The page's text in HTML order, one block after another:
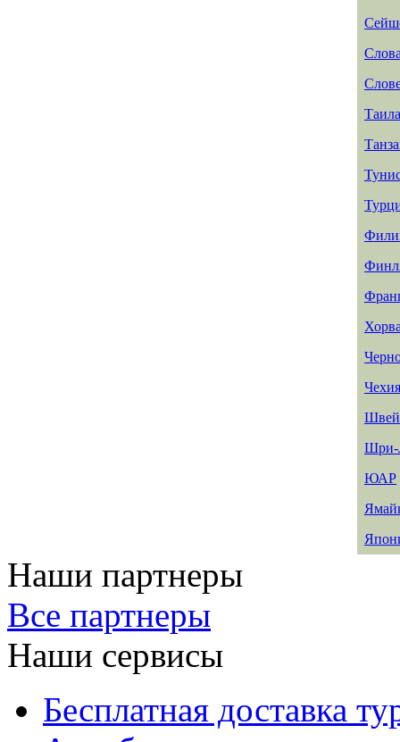
Чехия
Шри-
ЮАР
Наши партнеры
Все партнеры
Наши сервисы
Бесплатная доставка